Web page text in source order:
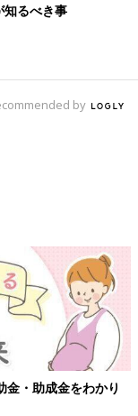
知るべき事
by
・助成金をわかり